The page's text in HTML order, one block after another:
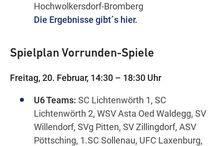
Hochwolkersdorf-Bromberg
Die Ergebnisse gibt´s hier.
Spielplan Vorrunden-Spiele
Freitag, 20. Februar, 14:30 – 18:30 Uhr
U6 Teams: SC Lichtenwörth 1, SC
Lichtenwörth 2, WSV Asta Oed Waldegg, SV
Willendorf, SVg Pitten, SV Zillingdorf, ASV
Pöttsching, 1.SC Sollenau, UFC Laxenburg,